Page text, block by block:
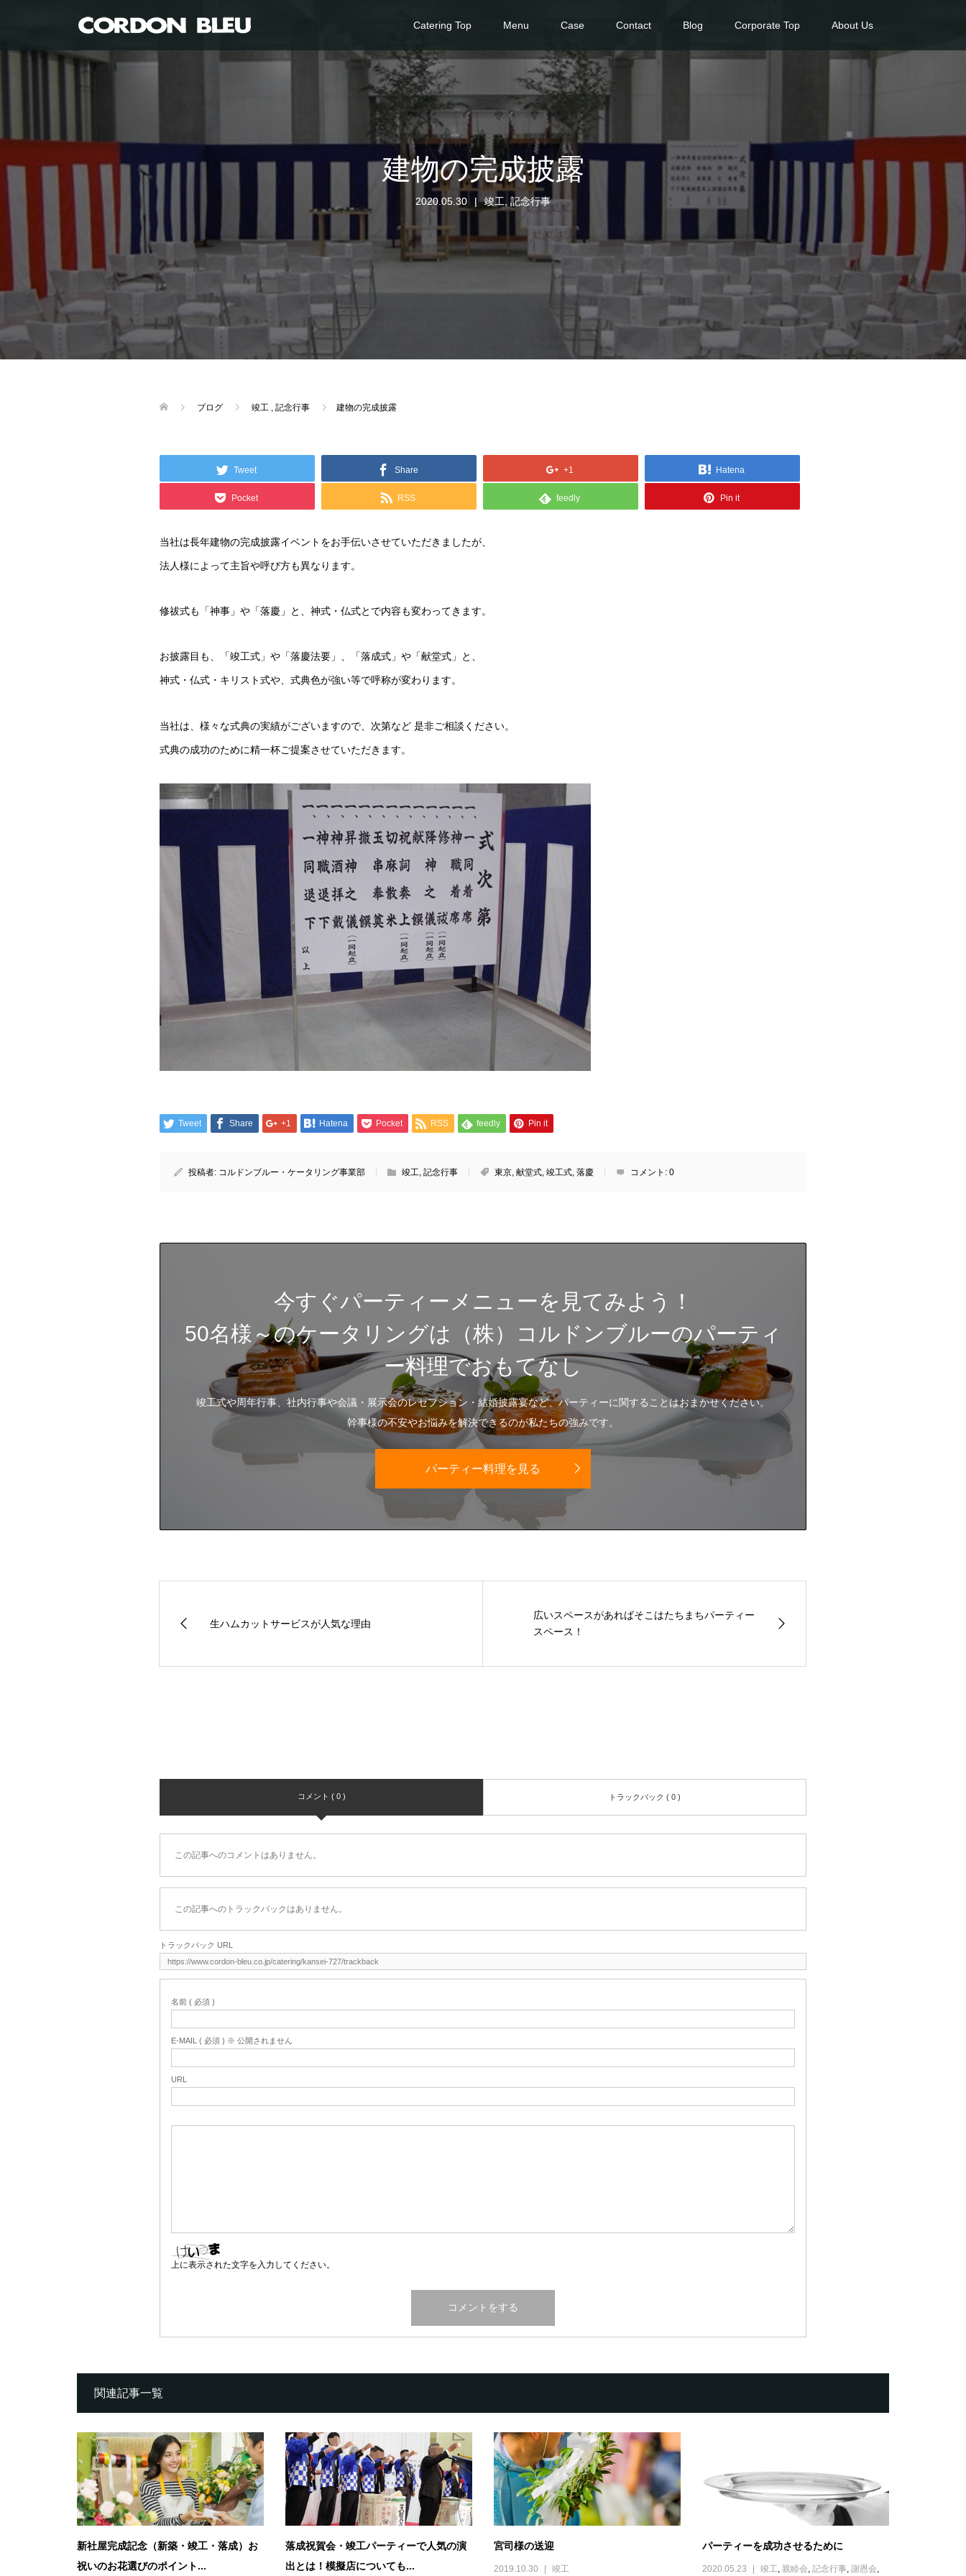
Catering Top Menu Case Contact Blog Corporate Top About Us
建物の完成披露
2020.05.30 竣工 記念行事
ブログ 竣工 記念行事 建物の完成披露
Tweet Share +1 Hatena
Pocket RSS feedly Pin it
当社は長年建物の完成披露イベントをお手伝いさせていただきましたが、
法人様によって主旨や呼び方も異なります。
修祓式も「神事」や「落慶」と、神式・仏式とで内容も変わってきます。
お披露目も、「竣工式」や「落慶法要」、「落成式」や「献堂式」と、
神式・仏式・キリスト式や、式典色が強い等で呼称が変わります。
当社は、様々な式典の実績がございますので、次第など 是非ご相談ください。
式典の成功のために精一杯ご提案させていただきます。
Tweet Share +1 Hatena Pocket RSS feedly Pin it
投稿者: コルドンブルー・ケータリング事業部 竣工, 記念行事 東京, 献堂式, 竣工式, 落慶 コメント: 0
今すぐパーティーメニューを見てみよう！
50名様～のケータリングは（株）コルドンブルーのパーティ
ー料理でおもてなし
竣工式や周年行事、社内行事や会議・展示会のレセプション・結婚披露宴など、パーティーに関することはおまかせください。
幹事様の不安やお悩みを解決できるのが私たちの強みです。
パーティー料理を見る
生ハムカットサービスが人気な理由
広いスペースがあればそこはたちまちパーティー
スペース！
コメント ( 0 ) トラックバック ( 0 )
この記事へのコメントはありません。
この記事へのトラックバックはありません。
トラックバック URL
名前 ( 必須 )
E-MAIL ( 必須 ) ※ 公開されません
URL
上に表示された文字を入力してください。
関連記事一覧
新社屋完成記念（新築・竣工・落成）お
祝いのお花選びのポイント...
落成祝賀会・竣工パーティーで人気の演
出とは！模擬店についても...
宮司様の送迎
2019.10.30 竣工
パーティーを成功させるために
2020.05.23 竣工, 親睦会, 記念行事, 謝恩会,